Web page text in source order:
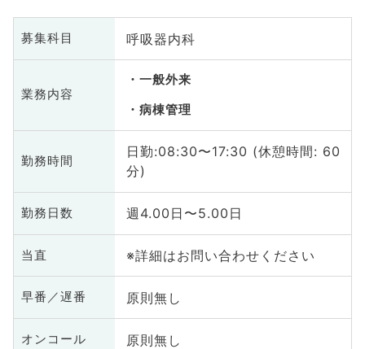
募集科目 呼吸器内科
業務内容
一般外来
病棟管理
勤務時間
日勤:08:30〜17:30 (休憩時間: 60
分)
勤務日数 週4.00日〜5.00日
当直 ※詳細はお問い合わせください
早番／遅番 原則無し
オンコール 原則無し